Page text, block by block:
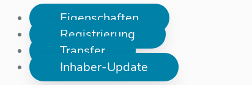
Eigenschaften
Registrierung
Transfer
Inhaber-Update